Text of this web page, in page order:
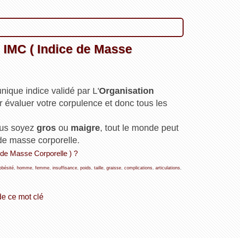
( Indice de Masse
indice validé par L'Organisation
évaluer votre corpulence et donc tous les
soyez grosou maigre, tout le monde peut
masse corporelle.
Masse Corporelle ) ?
, homme, femme, insuffisance, poids, taille, graisse, complications, articulations,
ce mot clé